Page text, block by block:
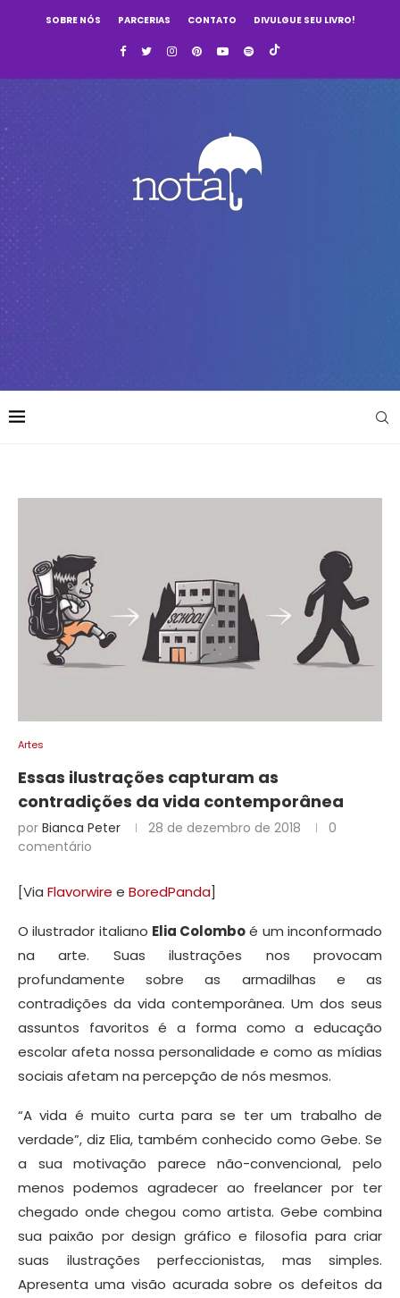
SOBRE NÓS PARCERIAS CONTATO DIVULGUE SEU LIVRO!
Artes
Essas ilustrações capturam as
contradições da vida contemporânea
por Bianca Peter 28 de dezembro de 2018
0
comentário
[Via Flavorwire e BoredPanda]
O ilustrador italiano Elia Colomboé um inconformado
na arte. Suas ilustrações nos provocam
profundamente sobre as armadilhas e as
contradições da vida contemporânea. Um dos seus
assuntos favoritos é a forma como a educação
escolar afeta nossa personalidade e como as mídias
sociais afetam na percepção de nós mesmos.
“A vida é muito curta para se ter um trabalho de
verdade”, diz Elia, também conhecido como Gebe. Se
a sua motivação parece não-convencional, pelo
menos podemos agradecer ao freelancer por ter
chegado onde chegou como artista. Gebe combina
sua paixão por design gráfico e filosofia para criar
suas ilustrações perfeccionistas, mas simples.
Apresenta uma visão acurada sobre os defeitos da